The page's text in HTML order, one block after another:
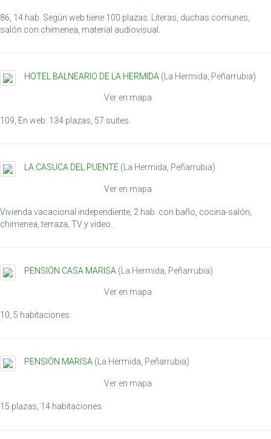
t
86, 14 hab. Según web tiene 100 plazas. Literas, duchas comunes,
salón con chimenea, material audiovisual.
HOTEL BALNEARIO DE LA HERMIDA ( La Hermida Peñarrubia)
Ver en mapa
109, En web: 134 plazas, 57 suites.
LA CASUCA DEL PUENTE (La Hermida, Peñarrubia)
Ver en mapa
Vivienda vacacional independiente, 2 hab. con baño, cocina-salón,
chimenea, terraza, TV y video.
PENSIÓN CASA MARISA ( La Hermida Peñarrubia)
Ver en mapa
10, 5 habitaciones.
PENSIÓN MARISA (La Hermida, Peñarrubia)
Ver en mapa
15 plazas, 14 habitaciones.